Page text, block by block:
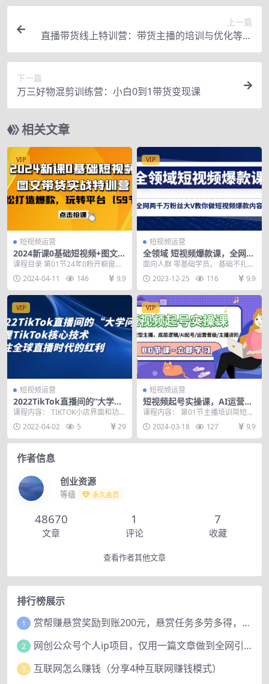
上一篇
直播带货线上特训营：带货主播的培训与优化等全
套视频教学
下一篇
万三好物混剪训练营：小白0到1带货变现课
相关文章
VIP
短视频运营
2024新课0基础短视频+图文带
货实战特训营：玩转平台，轻
松打造爆款（59节）
课程目录 第01节24年0粉开橱窗方
法.mp4 第02节爆单篇一提高稳定
出单的方...
2024-04-11 146 9.9
VIP
短视频运营
全领域 短视频爆款课，全网两
千万粉丝大V教你做短视频爆
款内容
面向人群 零基础学员。 基础不扎实
学员，商业IP不明显学员 基础一般
学员，可以查...
2023-12-25 116 9.9
VIP
短视频运营
2022TikTok直播间的“大学问”
掌握TikTok核心技术
课程内容： TIKTOK小店界面和功能
介绍 TIKTOK直播间的快速搭建 官
方渠...2022-04-02 5 29
VIP
短视频运营
短视频起号实操课，AI运营型
主播，底层逻辑/AI起号/运营
课程内容： 第01节主播培训简短版
横版.mp4 第02节开学礼最新.mp4
第0...2024-03-18 127 9.9
作者信息
创业资源
等级 永久会员
48670
文章
1
评论
7
收藏
查看作者其他文章
排行榜展示
1 赏帮赚悬赏奖励到账200元，悬赏任务多劳多得，人人可做。
2 网创公众号个人ip项目，仅用一篇文章做到全网引流！
3 互联网怎么赚钱（分享4种互联网赚钱模式）